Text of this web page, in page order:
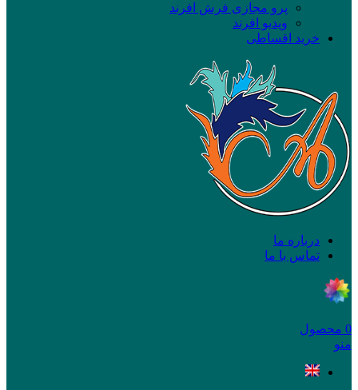
پرو مجازی فرش افرند
ویدیو افرند
خرید اقساطی
درباره ما
تماس با ما
0 محصول
منو